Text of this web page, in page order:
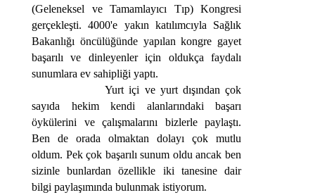
(Geleneksel ve Tamamlayıcı Tıp)Kongresi
gerçekleşti. 4000'e yakın katılımcıyla Sağlık
Bakanlığı öncülüğünde yapılan kongre gayet
başarılı ve dinleyenler için oldukça faydalı
sunumlara ev sahipliği yaptı.
Yurt içi ve yurt dışından çok
sayıda hekim kendi alanlarındaki başarı
öykülerini ve çalışmalarını bizlerle paylaştı.
Ben de orada olmaktan dolayı çok mutlu
oldum. Pek çok başarılı sunum oldu ancak ben
sizinle bunlardan özellikle iki tanesine dair
bilgi paylaşımında bulunmak istiyorum.